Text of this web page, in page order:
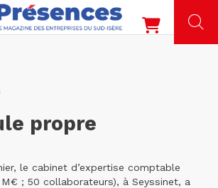
propre
le cabinet d’expertise comptable
M€ ; 50 collaborateurs), à Seyssinet, a